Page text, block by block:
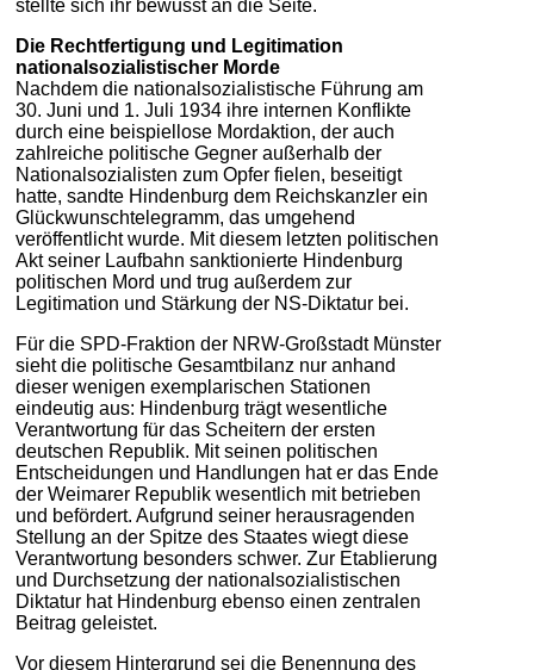
stellte sich ihr bewusst an die Seite.
Die Rechtfertigung und Legitimation
nationalsozialistischer Morde
Nachdem die nationalsozialistische Führung am
30. Juni und 1. Juli 1934 ihre internen Konflikte
durch eine beispiellose Mordaktion, der auch
zahlreiche politische Gegner außerhalb der
Nationalsozialisten zum Opfer fielen, beseitigt
hatte, sandte Hindenburg dem Reichskanzler ein
Glückwunschtelegramm, das umgehend
veröffentlicht wurde. Mit diesem letzten politischen
Akt seiner Laufbahn sanktionierte Hindenburg
politischen Mord und trug außerdem zur
Legitimation und Stärkung der NS-Diktatur bei.
Für die SPD-Fraktion der NRW-Großstadt Münster
sieht die politische Gesamtbilanz nur anhand
dieser wenigen exemplarischen Stationen
eindeutig aus: Hindenburg trägt wesentliche
Verantwortung für das Scheitern der ersten
deutschen Republik. Mit seinen politischen
Entscheidungen und Handlungen hat er das Ende
der Weimarer Republik wesentlich mit betrieben
und befördert. Aufgrund seiner herausragenden
Stellung an der Spitze des Staates wiegt diese
Verantwortung besonders schwer. Zur Etablierung
und Durchsetzung der nationalsozialistischen
Diktatur hat Hindenburg ebenso einen zentralen
Beitrag geleistet.
Vor diesem Hintergrund sei die Benennung des